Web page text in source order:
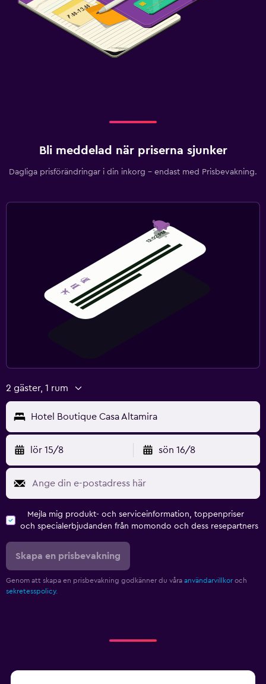
Bli meddelad när priserna sjunker
Dagliga prisförändringar i din inkorg – endast med Prisbevakning.
2 gäster, 1 rum
Hotel Boutique Casa Altamira
lör 15/8 sön 16/8
Mejla mig produkt- och serviceinformation, toppenpriser
och specialerbjudanden från momondo och dess resepartners
Skapa en prisbevakning
Genom att skapa en prisbevakning godkänner du våra användarvillkor och
sekretesspolicy.